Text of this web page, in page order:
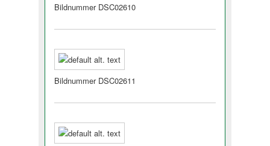
Bildnummer DSC02610
Bildnummer DSC02611